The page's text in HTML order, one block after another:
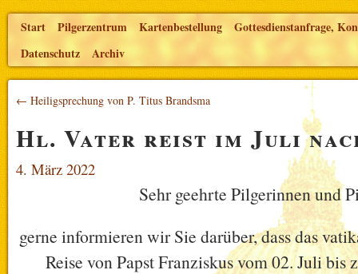
Start Pilgerzentrum Kartenbestellung
Gottesdienstanfrage,
Datenschutz
Archiv
← Heiligsprechung von P. Titus Brandsma
Hl. Vater reist im Juli
4. März 2022
Sehr geehrte Pilgerinnen und
gerne informieren wir Sie darüber, dass das
Reise von Papst Franziskus vom 02. Juli bis